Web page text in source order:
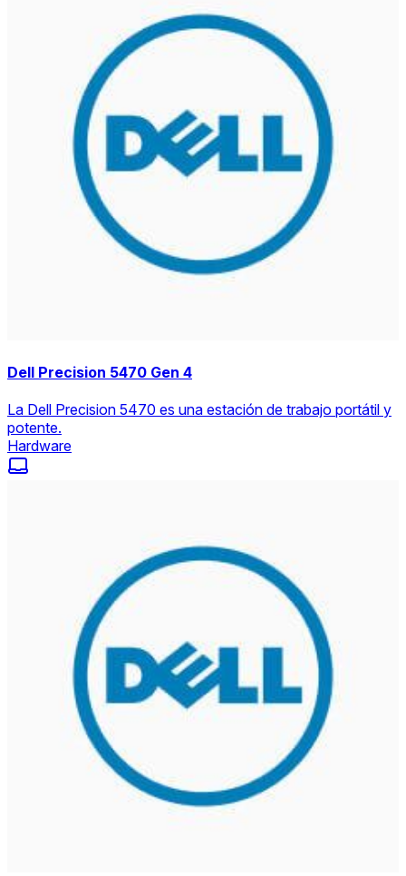
Dell Precision 5470 Gen 4
La Dell Precision 5470 es una estación de trabajo portátil y
potente.
Hardware